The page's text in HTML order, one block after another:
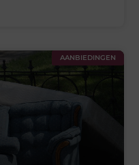
AANBIEDINGEN